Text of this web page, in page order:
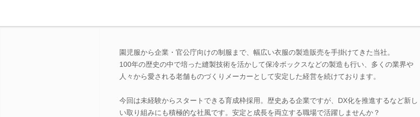
園児服から企業・官公庁向けの制服まで、幅広い衣服の製造販売を手掛けてきた当社。
100年の歴史の中で培った縫製技術を活かして保冷ボックスなどの製造も行い、多くの業界や
人々から愛される老舗ものづくりメーカーとして安定した経営を続けております。
今回は未経験からスタートできる育成枠採用。歴史ある企業ですが、DX化を推進するなど新し
い取り組みにも積極的な社風です。安定と成長を両立する職場で活躍しませんか？